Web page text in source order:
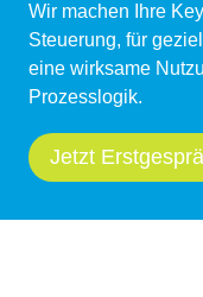
Wir machen Ihre
Steuerung, für
eine wirksame
Prozesslogik.
Jetzt